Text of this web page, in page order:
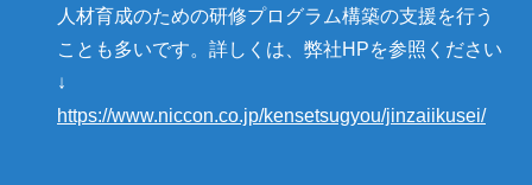
人材育成のための研修プログラム構築の支援を行う
ことも多いです。詳しくは、弊社HPを参照ください
↓
https://www.niccon.co.jp/kensetsugyou/jinzaiikusei/